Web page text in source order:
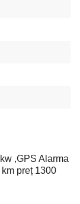
,GPS Alarma
preț 1300